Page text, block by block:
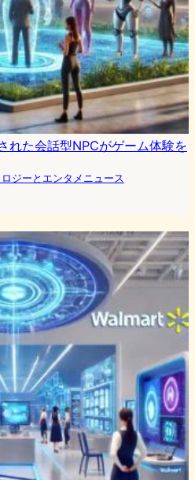
れた会話型NPCがゲーム体験を
ジーとエンタメニュース